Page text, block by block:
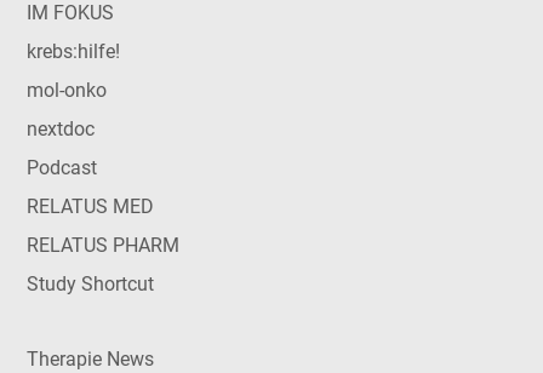
IM FOKUS
krebs:hilfe!
mol-onko
nextdoc
Podcast
RELATUS MED
RELATUS PHARM
Study Shortcut
Therapie News